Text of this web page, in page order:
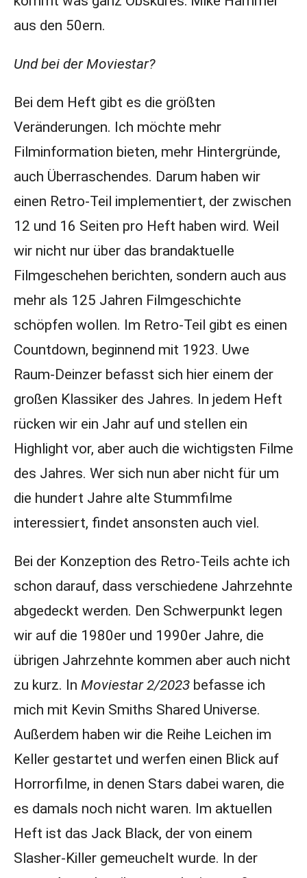
aus den 50ern.
Und bei der Moviestar?
Bei dem Heft gibt es die größten
Veränderungen. Ich möchte mehr
Filminformation bieten, mehr Hintergründe,
auch Überraschendes. Darum haben wir
einen Retro-Teil implementiert, der zwischen
12 und 16 Seiten pro Heft haben wird. Weil
wir nicht nur über das brandaktuelle
Filmgeschehen berichten, sondern auch aus
mehr als 125 Jahren Filmgeschichte
schöpfen wollen. Im Retro-Teil gibt es einen
Countdown, beginnend mit 1923. Uwe
Raum-Deinzer befasst sich hier einem der
großen Klassiker des Jahres. In jedem Heft
rücken wir ein Jahr auf und stellen ein
Highlight vor, aber auch die wichtigsten Filme
des Jahres. Wer sich nun aber nicht für um
die hundert Jahre alte Stummfilme
interessiert, findet ansonsten auch viel.
Bei der Konzeption des Retro-Teils achte ich
schon darauf, dass verschiedene Jahrzehnte
abgedeckt werden. Den Schwerpunkt legen
wir auf die 1980er und 1990er Jahre, die
übrigen Jahrzehnte kommen aber auch nicht
zu kurz. In Moviestar 2/2023befasse ich
mich mit Kevin Smiths Shared Universe.
Außerdem haben wir die Reihe Leichen im
Keller gestartet und werfen einen Blick auf
Horrorfilme, in denen Stars dabei waren, die
es damals noch nicht waren. Im aktuellen
Heft ist das Jack Black, der von einem
Slasher-Killer gemeuchelt wurde. In der